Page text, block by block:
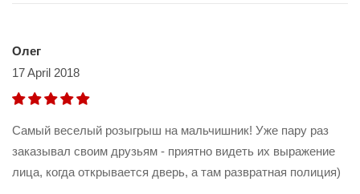
Олег
17 April 2018
Самый веселый розыгрыш на мальчишник! Уже пару раз
заказывал своим друзьям - приятно видеть их выражение
лица, когда открывается дверь, а там развратная полиция)